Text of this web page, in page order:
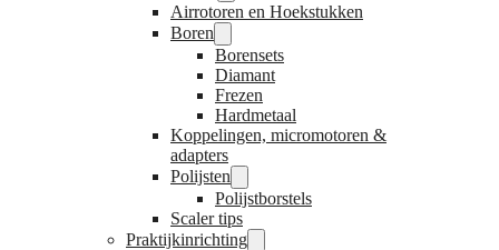
Airrotoren en Hoekstukken
Boren
Borensets
Diamant
Frezen
Hardmetaal
Koppelingen, micromotoren &
adapters
Polijsten
Polijstborstels
Scaler tips
Praktijkinrichting